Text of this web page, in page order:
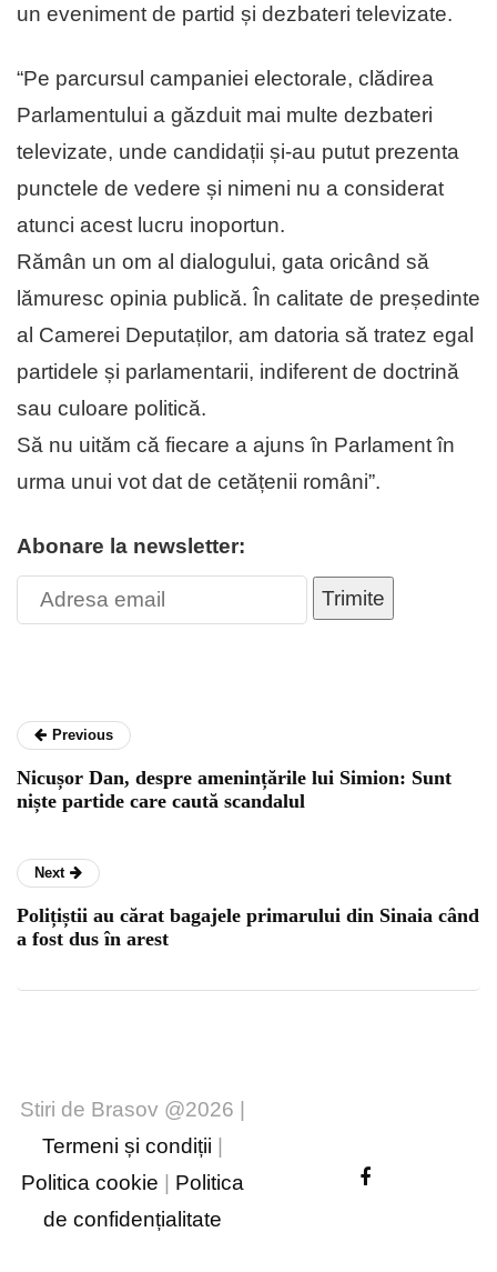
un eveniment de partid și dezbateri televizate.
“Pe parcursul campaniei electorale, clădirea
Parlamentului a găzduit mai multe dezbateri
televizate, unde candidații și-au putut prezenta
punctele de vedere și nimeni nu a considerat
atunci acest lucru inoportun.
Rămân un om al dialogului, gata oricând să
lămuresc opinia publică. În calitate de președinte
al Camerei Deputaților, am datoria să tratez egal
partidele și parlamentarii, indiferent de doctrină
sau culoare politică.
Să nu uităm că fiecare a ajuns în Parlament în
urma unui vot dat de cetățenii români”.
Abonare la newsletter:
Trimite
Previous
Nicușor Dan, despre amenințările lui Simion: Sunt
niște partide care caută scandalul
Next
Polițiștii au cărat bagajele primarului din Sinaia când
a fost dus în arest
Stiri de Brasov @2026 |
Termeni și condiții
Politica cookie
Politica
de confidențialitate